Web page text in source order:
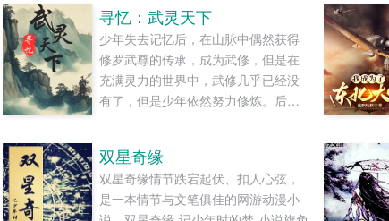
寻忆：武灵天下
少年失去记忆后，在山脉中偶然获得
修罗武尊的传承，成为武修，但是在
充满灵力的世界中，武修几乎已经没
有了，但是少年依然努力修炼。后
记忆，也为了达到世界之最。他踏上
了漫长的征途，一路上挑战各路强
者，不断磨练自己的技艺?。心中暗暗
双星奇缘
双星奇缘情节跌宕起伏、扣人心弦，
是一本情节与文笔俱佳的网游动漫小